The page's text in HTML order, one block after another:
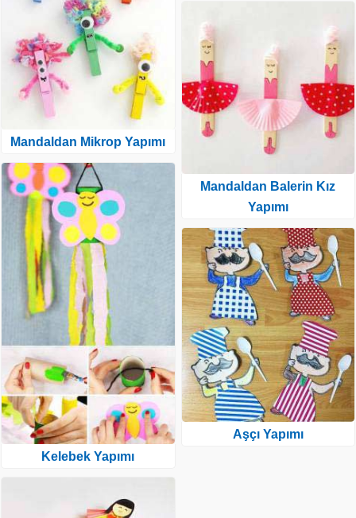
Mandaldan Mikrop Yapımı
Kelebek Yapımı
Mandaldan Balerin Kız
Yapımı
Aşçı Yapımı